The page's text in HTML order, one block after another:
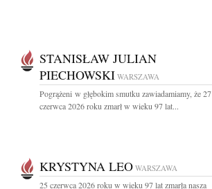
STANISŁAW JULIAN
PIECHOWSKI WARSZAWA
Pogrążeni w głębokim smutku zawiadamiamy, że 27
czerwca 2026 roku zmarł w wieku 97 lat...
KRYSTYNA LEO WARSZAWA
25 czerwca 2026 roku w wieku 97 lat zmarła nasza